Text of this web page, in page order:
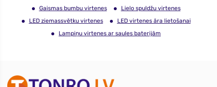
Gaismas bumbu virtenes
Lielo spuldžu virtenes
LED ziemassvētku virtenes
LED virtenes āra lietošanai
Lampiņu virtenes ar saules baterijām